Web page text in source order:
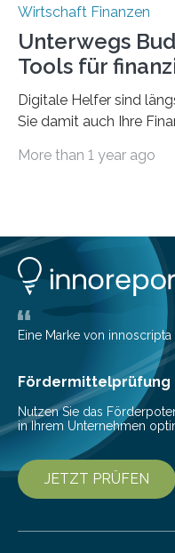
Wirtschaft Finanzen
Unterwegs
Tools für
Digitale Helfer sind
Sie damit auch Ihre
die genau das
Lösungen interessieren.
Konten auf einen Blick
ihrem Online-Banking
mit der sich Konten bei
More than 1 year ago
Eine Marke von innoscripta
Fördermittelprüfung
Nutzen Sie das
in Ihrem Unternehmen
JETZT PRÜFEN